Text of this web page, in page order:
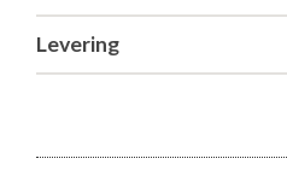
Levering